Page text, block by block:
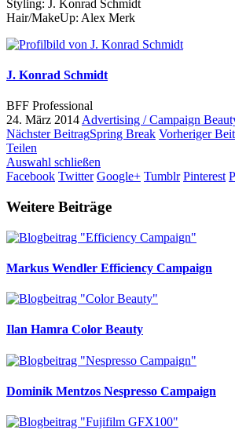
Styling: J. Konrad Schmidt
Hair/MakeUp: Alex Merk
J. Konrad Schmidt
BFF Professional
24. März 2014 Advertising / Campaign
Nächster BeitragSpring Break Vorheriger
Teilen
Auswahl schließen
Facebook Twitter Google+ Tumblr Pinterest
Weitere Beiträge
Markus Wendler Efficiency Campaign
Ilan Hamra Color Beauty
Dominik Mentzos Nespresso Campaign